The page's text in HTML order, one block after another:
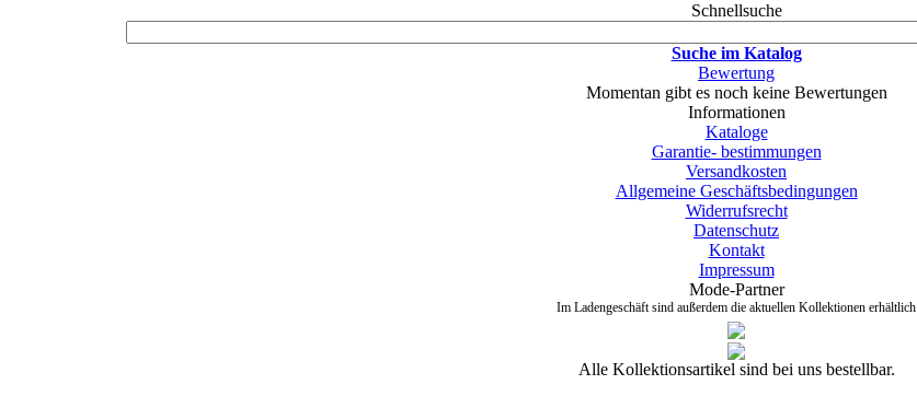
Schnellsuche
Suche im Katalog
Bewertung
Momentan gibt es noch keine Bewertungen
Informationen
Kataloge
Garantie- bestimmungen
Versandkosten
Allgemeine Geschäftsbedingungen
Widerrufsrecht
Datenschutz
Kontakt
Impressum
Mode-Partner
Im Ladengeschäft sind außerdem die aktuellen Kollektionen erhältlich
Alle Kollektionsartikel sind bei uns bestellbar.